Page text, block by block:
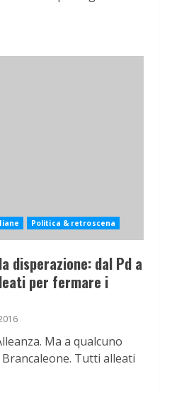
Politica & retroscena
disperazione: dal Pd a
per fermare i
Ma a qualcuno
Tutti alleati